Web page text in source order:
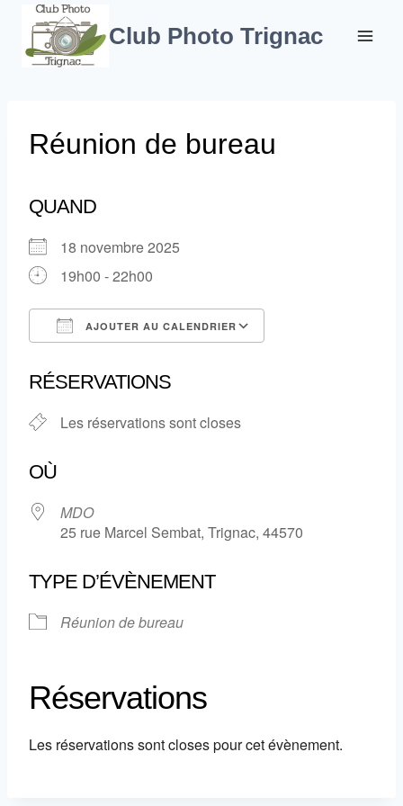
contenu
Club Photo Trignac
Réunion de bureau
QUAND
18 novembre 2025
19h00 - 22h00
AJOUTER AU CALENDRIER
RÉSERVATIONS
Les réservations sont closes
OÙ
MDO
25 rue Marcel Sembat, Trignac, 44570
TYPE D’ÉVÈNEMENT
Réunion de bureau
Réservations
Les réservations sont closes pour cet évènement.